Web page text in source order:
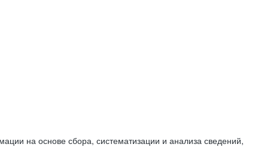
на основе сбора, систематизации и анализа сведений,